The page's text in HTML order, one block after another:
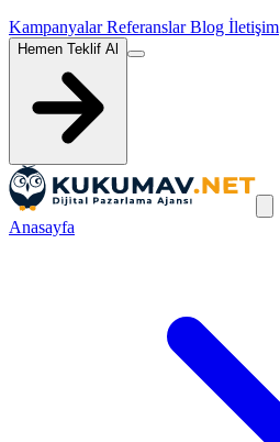
KampanyalarReferanslarBlog İletişim
Hemen Teklif Al
Anasayfa